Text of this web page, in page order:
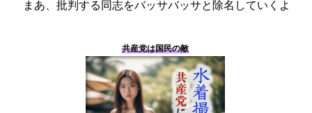
たかが水着撮影会ではない 重大さを理解しない者
ある夏の出来事 水着撮影会のない世界
やらかしてもほとぼりが冷めるのを待つだけの共産
党 水着撮影会騒動から見えた景色
水着撮影会騒動の問題点をまとめる
共産党は国民の敵